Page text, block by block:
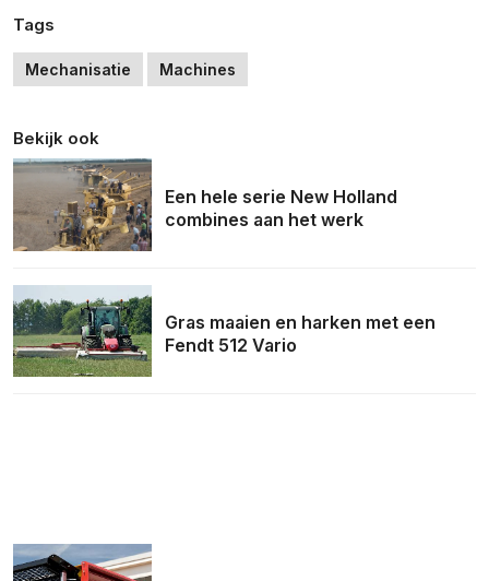
Tags
Mechanisatie Machines
Bekijk ook
Een hele serie New Holland
combines aan het werk
Gras maaien en harken met een
Fendt 512 Vario